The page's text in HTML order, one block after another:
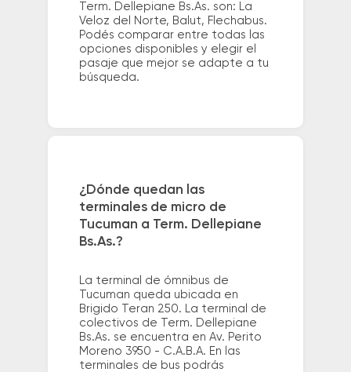
Term. Dellepiane Bs.As. son: La
Veloz del Norte, Balut, Flechabus.
Podés comparar entre todas las
opciones disponibles y elegir el
pasaje que mejor se adapte a tu
búsqueda.
¿Dónde quedan las
terminales de micro de
Tucuman a Term. Dellepiane
Bs.As.?
La terminal de ómnibus de
Tucuman queda ubicada en
Brigido Teran 250. La terminal de
colectivos de Term. Dellepiane
Bs.As. se encuentra en Av. Perito
Moreno 3950 - C.A.B.A. En las
terminales de bus podrás